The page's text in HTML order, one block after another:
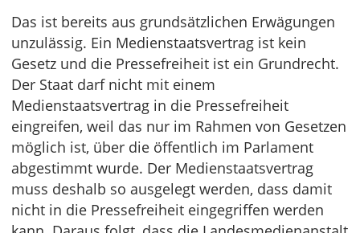
Das ist bereits aus grundsätzlichen Erwägungen
unzulässig. Ein Medienstaatsvertrag ist kein
Gesetz und die Pressefreiheit ist ein Grundrecht.
Der Staat darf nicht mit einem
Medienstaatsvertrag in die Pressefreiheit
eingreifen, weil das nur im Rahmen von Gesetzen
möglich ist, über die öffentlich im Parlament
abgestimmt wurde. Der Medienstaatsvertrag
muss deshalb so ausgelegt werden, dass damit
nicht in die Pressefreiheit eingegriffen werden